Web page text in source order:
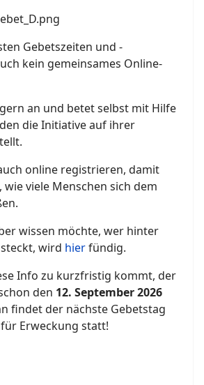
Gebetszeiten und -
kein gemeinsames Online-
an und betet selbst mit Hilfe
die Initiative auf ihrer
online registrieren, damit
viele Menschen sich dem
wissen möchte, wer hinter
wird hierfündig.
Info zu kurzfristig kommt, der
den 12. September 2026
findet der nächste Gebetstag
Erweckung statt!